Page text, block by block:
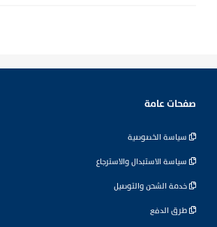
صفحات عامة
سياسة الخصوصية
سياسة الاستبدال والاسترجاع
خدمة الشحن والتوصيل
طرق الدفع